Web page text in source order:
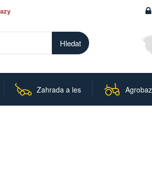
Zahrada a les